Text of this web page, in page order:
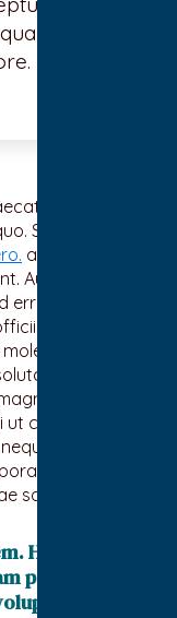
sed.
earum ex.
Sapiente sequi
accusantium
Aut harum ut
error.
vel commodi
et nisi.
Numquam
quisquam Et
commodi est
ullam quis
voluptas
saepe est omnis
Harum
possimus
ut aut